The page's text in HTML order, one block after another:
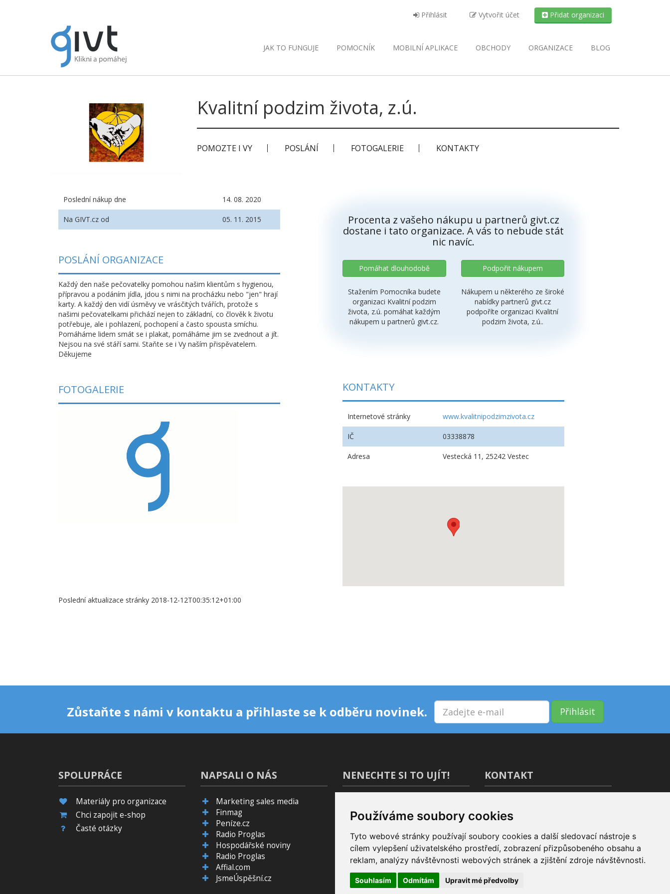
Používáme soubory cookies
Tyto webové stránky používají soubory cookies a další sledovací nástroje s
cílem vylepšení uživatelského prostředí, zobrazení přizpůsobeného obsahu a
reklam, analýzy návštěvnosti webových stránek a zjištění zdroje návštěvnosti.
Souhlasím Odmítám Upravit mé předvolby
Přihlásit Vytvořit účet Přidat organizaci
JAK TO FUNGUJE POMOCNÍK MOBILNÍ APLIKACE OBCHODY ORGANIZACE BLOG
Kvalitní podzim života, z.ú.
POMOZTE I VY POSLÁNÍ FOTOGALERIE KONTAKTY
Poslední nákup dne 14. 08. 2020
Na GIVT.cz od 05. 11. 2015
POSLÁNÍ ORGANIZACE
Každý den naše pečovatelky pomohou našim klientům s hygienou,
přípravou a podáním jídla, jdou s nimi na procházku nebo "jen" hrají
karty. A každý den vidí úsměvy ve vrásčitých tvářích, protože s
našimi pečovatelkami přichází nejen to základní, co člověk k životu
potřebuje, ale i pohlazení, pochopení a často spousta smíchu.
Pomáháme lidem smát se i plakat, pomáháme jim se zvednout a jít.
Nejsou na své stáří sami. Staňte se i Vy naším přispěvatelem.
Děkujeme
FOTOGALERIE
Poslední aktualizace stránky 2018-12-12T00:35:12+01:00
Procenta z vašeho nákupu u partnerů givt.cz
dostane i tato organizace. A vás to nebude stát
nic navíc.
Pomáhat dlouhodobě
Stažením Pomocníka budete
organizaci Kvalitní podzim
života, z.ú. pomáhat každým
nákupem u partnerů givt.cz.
Podpořit nákupem
Nákupem u některého ze široké
nabídky partnerů givt.cz
podpoříte organizaci Kvalitní
podzim života, z.ú..
KONTAKTY
Internetové stránky www.kvalitnipodzimzivota.cz
IČ 03338878
Adresa Vestecká 11, 25242 Vestec
Zůstaňte s námi v kontaktu a přihlaste se k odběru novinek. Přihlásit
SPOLUPRÁCE
Materiály pro organizace
Chci zapojit e-shop
Časté otázky
NAPSALI O NÁS
Marketing sales media
Finmag
Peníze.cz
Radio Proglas
Hospodářské noviny
Radio Proglas
Affial.com
JsmeÚspěšní.cz
NENECHTE SI TO UJÍT!
Podcast Pijavice
KONTAKT
779 00 Olomouc
Jsme tu pro Vás od 9:00 do 17:00
(+420) 737 266 402
info@givt.cz